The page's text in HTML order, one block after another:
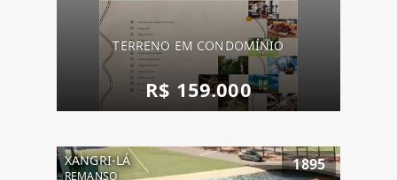
TERRENO EM CONDOMÍNIO
R$ 159.000
XANGRI-LÁ
REMANSO
1895